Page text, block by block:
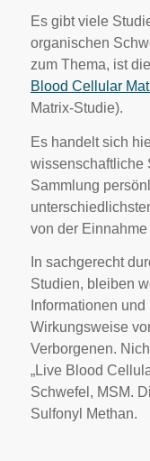
Es gibt viele
organischen
zum Thema, ist
Blood Cellular
Matrix-Studie).
Es handelt sich
wissenschaftliche
Sammlung
von der
In sachgerecht
Studien, bleiben
Informationen
Wirkungsweise
Verborgenen.
„Live Blood
Schwefel, MSM.
Sulfonyl Methan.